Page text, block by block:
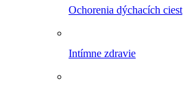
Ochorenia dýchacích ciest
Intímne zdravie